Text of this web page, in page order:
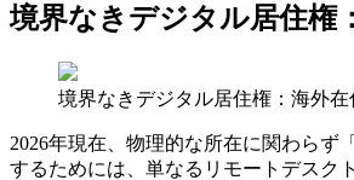
境界なきデジタル居住権
境界なきデジタル居住権：海外
2026年現在、物理的な所在に関わら
するためには、単なるリモートデスク